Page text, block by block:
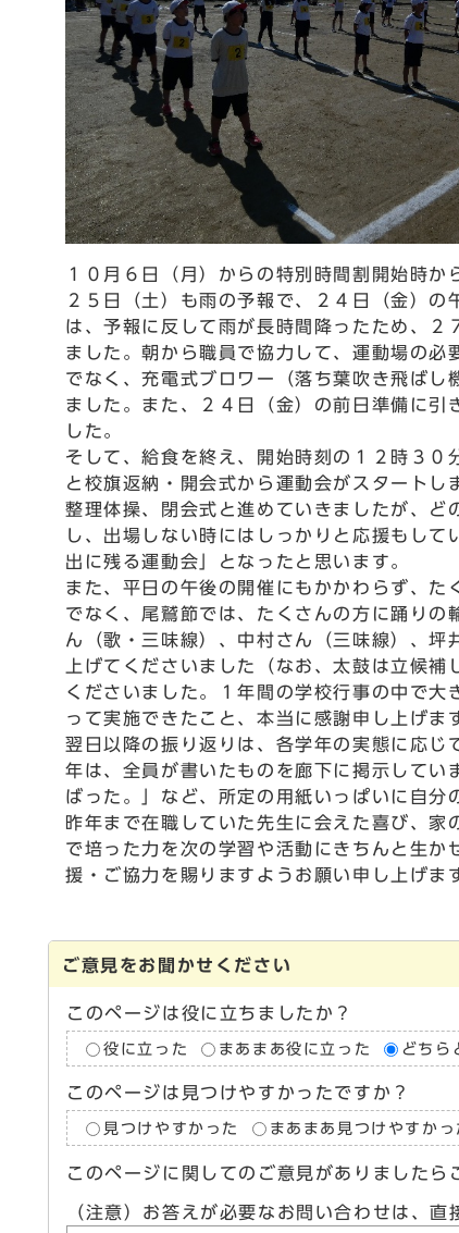
１０月６日（月）からの特別時間割開始時
２５日（土）も雨の予報で、２４日（金）
は、予報に反して雨が長時間降ったため、２
ました。朝から職員で協力して、運動場の
でなく、充電式ブロワー（落ち葉吹き飛ば
ました。また、２４日（金）の前日準備に
した。
そして、給食を終え、開始時刻の１２時３
と校旗返納・開会式から運動会がスタートし
整理体操、閉会式と進めていきましたが、ど
し、出場しない時にはしっかりと応援もし
出に残る運動会」となったと思います。
また、平日の午後の開催にもかかわらず、
でなく、尾鷲節では、たくさんの方に踊り
ん（歌・三味線）、中村さん（三味線）、坪
上げてくださいました（なお、太鼓は立候
くださいました。１年間の学校行事の中で
って実施できたこと、本当に感謝申し上げま
翌日以降の振り返りは、各学年の実態に応
年は、全員が書いたものを廊下に掲示して
ばった。」など、所定の用紙いっぱいに自
昨年まで在職していた先生に会えた喜び、
で培った力を次の学習や活動にきちんと生
援・ご協力を賜りますようお願い申し上げま
ご意見をお聞かせください
このページは役に立ちましたか？
役に立った まあまあ役に立った どちら
このページは見つけやすかったですか？
見つけやすかった まあまあ見つけやすかっ
このページに関してのご意見がありましたら
（注意）お答えが必要なお問い合わせは、